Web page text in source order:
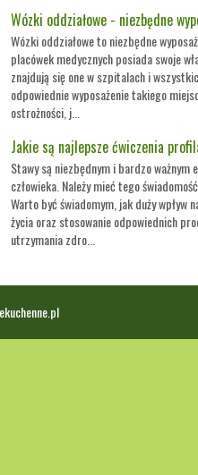
Wózki oddziałowe - niezbędne
Wózki oddziałowe to niezbędne
placówek medycznych posiada swoje
znajdują się one w szpitalach i
odpowiednie wyposażenie takiego
ostrożności, j...
Jakie są najlepsze ćwiczenia
Stawy są niezbędnym i bardzo ważnym
człowieka. Należy mieć tego
Warto być świadomym, jak duży wpływ
życia oraz stosowanie odpowiednich
utrzymania zdro...